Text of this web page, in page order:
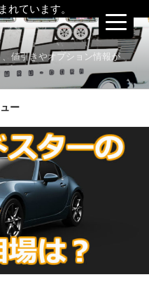
れています。
値引きやオプション情報が
ー